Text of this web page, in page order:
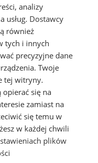
Handlowe
LOREM
analizy
usług. Dostawcy
również
tych i innych
precyzyjne dane
Twoje
tej witryny.
się na
zamiast na
się temu w
w każdej chwili
plików